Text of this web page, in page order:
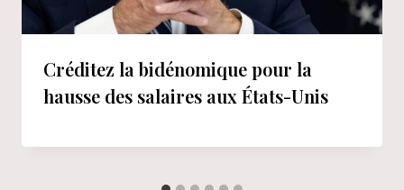
Créditez la bidénomique pour la
hausse des salaires aux États-Unis